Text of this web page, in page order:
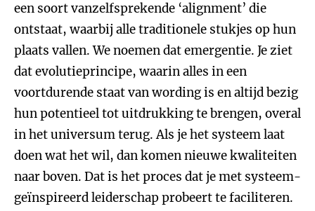
een soort vanzelfsprekende ‘alignment’ die
ontstaat, waarbij alle traditionele stukjes op hun
plaats vallen. We noemen dat emergentie. Je ziet
dat evolutieprincipe, waarin alles in een
voortdurende staat van wording is en altijd bezig
hun potentieel tot uitdrukking te brengen, overal
in het universum terug. Als je het systeem laat
doen wat het wil, dan komen nieuwe kwaliteiten
naar boven. Dat is het proces dat je met systeem-
geïnspireerd leiderschap probeert te faciliteren.